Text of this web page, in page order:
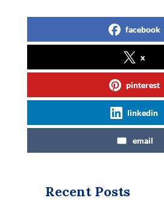
facebook
x
pinterest
linkedin
email
Recent Posts